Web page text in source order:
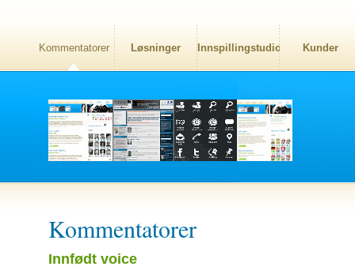
Kommentatorer Løsninger Innspillingstudio Kunder
Kommentatorer
Innfødt voice